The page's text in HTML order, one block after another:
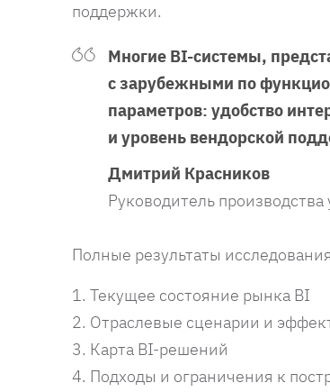
поддержки.
Многие BI-системы,
с зарубежными по
параметров: удобство
и уровень вендорской
Дмитрий Красников
Руководитель
Полные результаты
1. Текущее состояние рынка BI
2. Отраслевые сценарии и
3. Карта BI-решений
4. Подходы и ограничения к